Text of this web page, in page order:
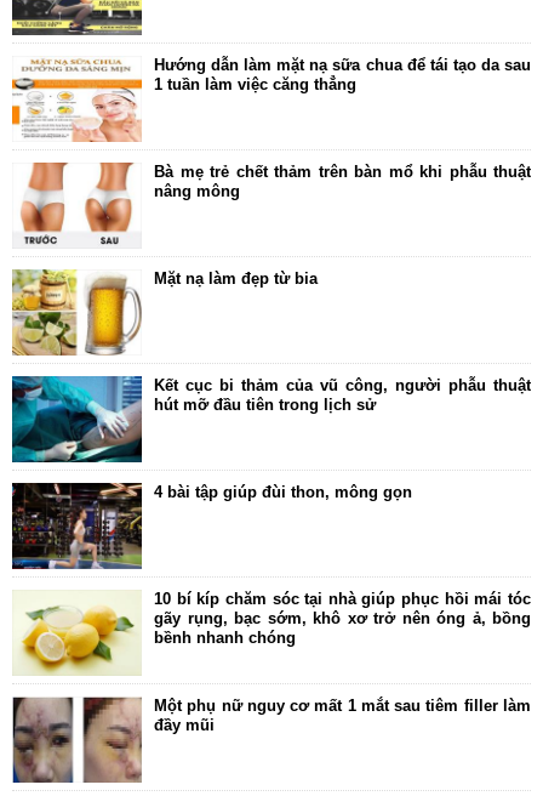
Hướng dẫn làm mặt nạ sữa chua để tái tạo da sau
1 tuần làm việc căng thẳng
Bà mẹ trẻ chết thảm trên bàn mổ khi phẫu thuật
nâng mông
Mặt nạ làm đẹp từ bia
Kết cục bi thảm của vũ công, người phẫu thuật
hút mỡ đầu tiên trong lịch sử
4 bài tập giúp đùi thon, mông gọn
10 bí kíp chăm sóc tại nhà giúp phục hồi mái tóc
gãy rụng, bạc sớm, khô xơ trở nên óng ả, bồng
bềnh nhanh chóng
Một phụ nữ nguy cơ mất 1 mắt sau tiêm filler làm
đầy mũi